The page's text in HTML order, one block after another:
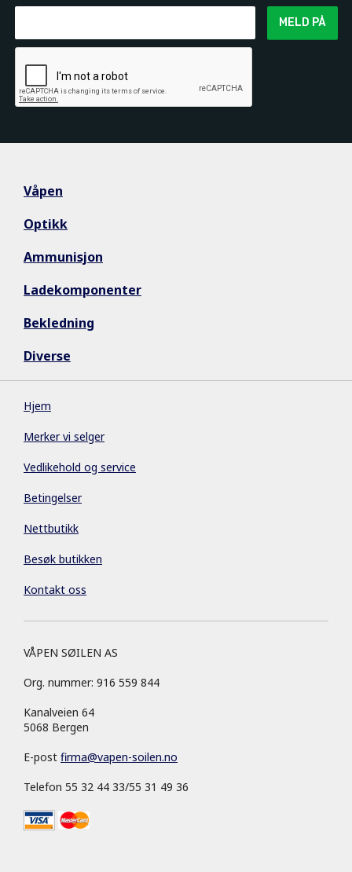
MELD PÅ
Våpen
Optikk
Ammunisjon
Ladekomponenter
Bekledning
Diverse
Hjem
Merker vi selger
Vedlikehold og service
Betingelser
Nettbutikk
Besøk butikken
Kontakt oss
VÅPEN SØILEN AS
Org. nummer: 916 559 844
Kanalveien 64
5068 Bergen
E-post firma@vapen-soilen.no
Telefon 55 32 44 33/55 31 49 36